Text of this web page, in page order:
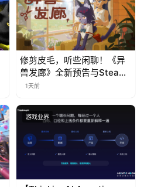
修剪皮毛，听些闲聊！《异
兽发廊》全新预告与Steam
免费试玩公开
1天前
游戏业界